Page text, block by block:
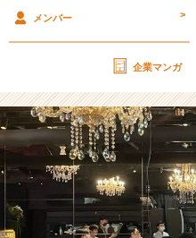
h
e
e
r
の
タ
イ
ム
ラ
メンバー >
企業マンガ